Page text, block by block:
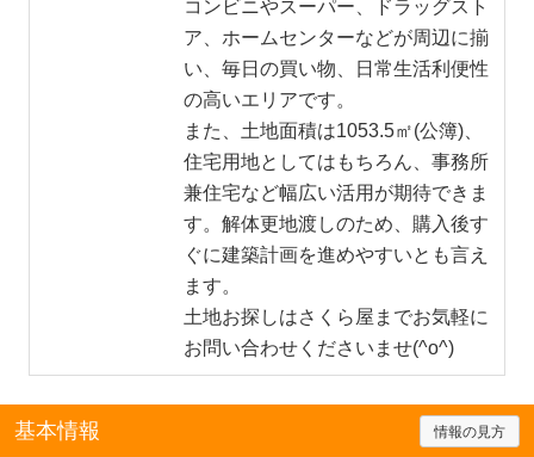
コンビニやスーパー、ドラッグスト
ア、ホームセンターなどが周辺に揃
い、毎日の買い物、日常生活利便性
の高いエリアです。
また、土地面積は1053.5㎡(公簿)、
住宅用地としてはもちろん、事務所
兼住宅など幅広い活用が期待できま
す。解体更地渡しのため、購入後す
ぐに建築計画を進めやすいとも言え
ます。
土地お探しはさくら屋までお気軽に
お問い合わせくださいませ(^o^)
基本情報 情報の見方